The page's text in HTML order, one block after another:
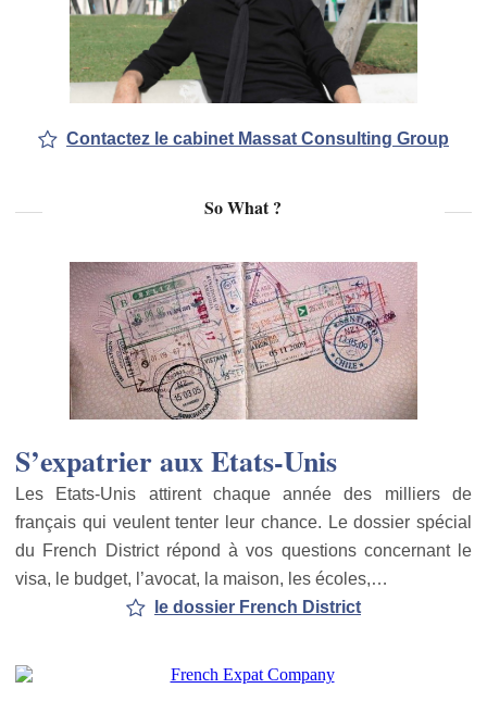
Contactez le cabinet Massat Consulting Group
So What ?
S’expatrier aux Etats-Unis
Les Etats-Unis attirent chaque année des milliers de
français qui veulent tenter leur chance. Le dossier spécial
du French District répond à vos questions concernant le
visa, le budget, l’avocat, la maison, les écoles,…
le dossier French District